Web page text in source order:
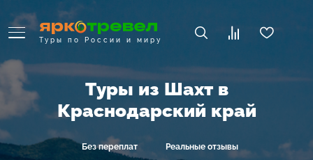
Туры по России и миру
Туры из Шахт в
Краснодарский край
Без переплат Реальные отзывы